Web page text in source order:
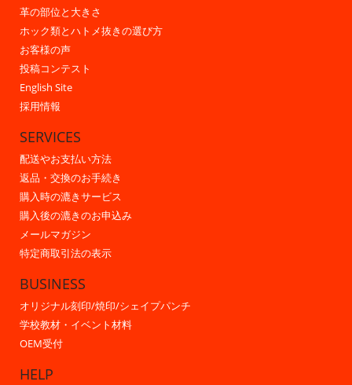
革の部位と大きさ
ホック類とハトメ抜きの選び方
お客様の声
投稿コンテスト
English Site
採用情報
SERVICES
配送やお支払い方法
返品・交換のお手続き
購入時の漉きサービス
購入後の漉きのお申込み
メールマガジン
特定商取引法の表示
BUSINESS
オリジナル刻印/焼印/シェイプパンチ
学校教材・イベント材料
OEM受付
HELP